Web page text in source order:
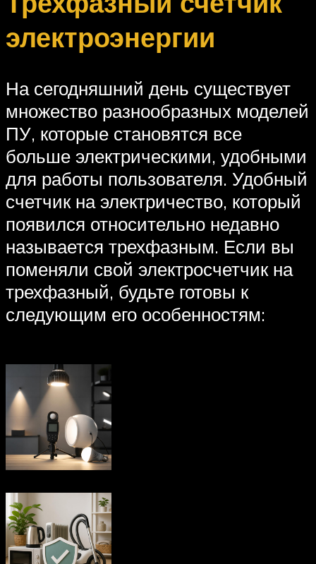
электроэнергии
На сегодняшний день существует
множество разнообразных моделей
ПУ, которые становятся все
больше электрическими, удобными
для работы пользователя. Удобный
счетчик на электричество, который
появился относительно недавно
называется трехфазным. Если вы
поменяли свой электросчетчик на
трехфазный, будьте готовы к
следующим его особенностям: